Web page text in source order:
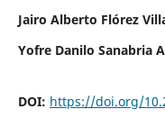
Jairo Alberto Flórez
Yofre Danilo Sanabria
DOI: https://doi.org/